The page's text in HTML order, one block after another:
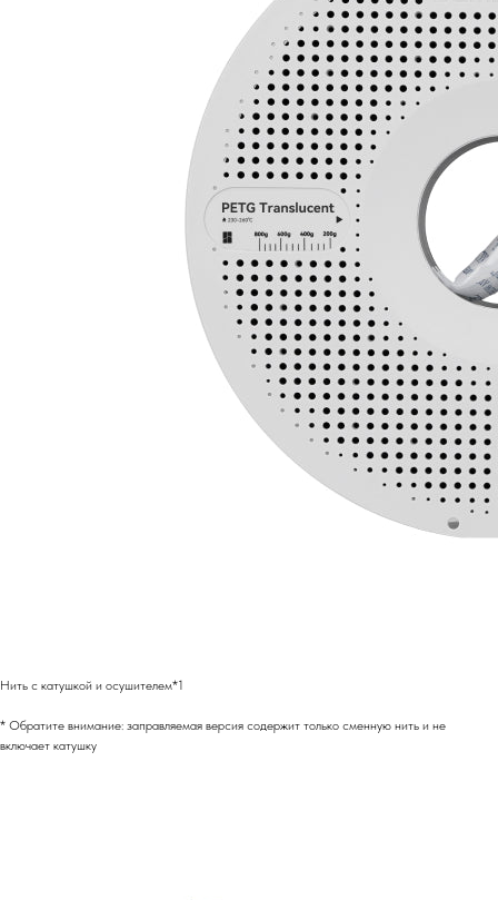
Нить с катушкой и осушителем*1
* Обратите внимание: заправляемая версия содержит только сменную нить и не
включает катушку